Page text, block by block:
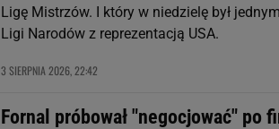
Ligę Mistrzów. I który w niedzielę był
Ligi Narodów z reprezentacją USA.
3 SIERPNIA 2026, 22:42
Fornal próbował "negocjować" po